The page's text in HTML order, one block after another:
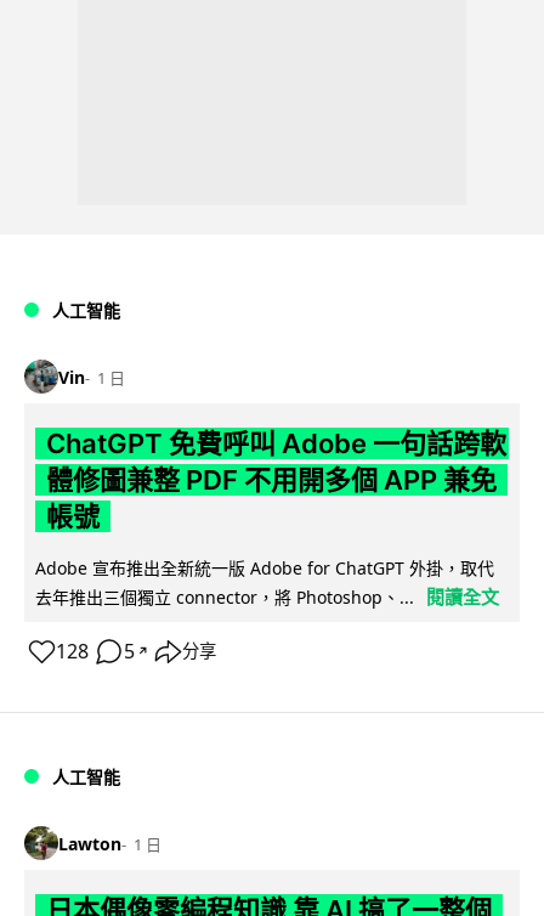
人工智能
Vin 1 日
ChatGPT 免費呼叫 Adobe 一句話跨軟
體修圖兼整 PDF 不用開多個 APP 兼免
帳號
Adobe 宣布推出全新統一版 Adobe for ChatGPT 外掛，取代
去年推出三個獨立 connector，將 Photoshop、...
閱讀全文
128 5 ↗ 分享
人工智能
Lawton 1 日